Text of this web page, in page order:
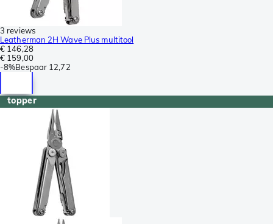
3 reviews
Leatherman 2H Wave Plus multitool
€ 146,28
€ 159,00
-8%Bespaar 12,72
topper